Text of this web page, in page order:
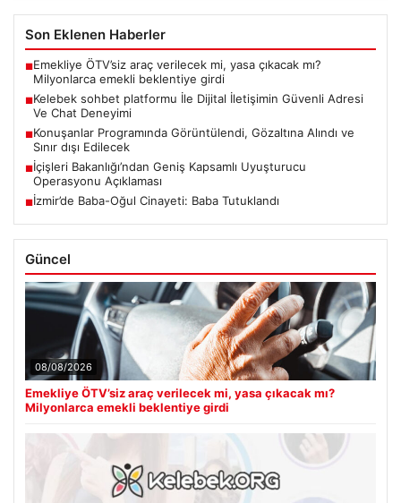
Son Eklenen Haberler
■Emekliye ÖTV’siz araç verilecek mi, yasa çıkacak mı?
Milyonlarca emekli beklentiye girdi
■Kelebek sohbet platformu İle Dijital İletişimin Güvenli Adresi
Ve Chat Deneyimi
■Konuşanlar Programında Görüntülendi, Gözaltına Alındı ve
Sınır dışı Edilecek
■İçişleri Bakanlığı’ndan Geniş Kapsamlı Uyuşturucu
Operasyonu Açıklaması
■İzmir’de Baba-Oğul Cinayeti: Baba Tutuklandı
Güncel
08/08/2026
Emekliye ÖTV’siz araç verilecek mi, yasa çıkacak mı?
Milyonlarca emekli beklentiye girdi